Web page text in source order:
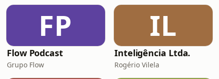
FP
Flow Podcast
Grupo Flow
IL
Inteligência Ltda.
Rogério Vilela